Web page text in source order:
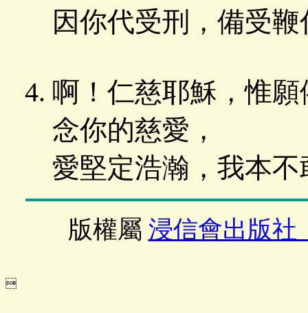
因你代受刑，備受
啊！仁慈耶穌，惟
念你的慈愛，
愛堅定浩瀚，我本
版權屬 浸信會出版社
